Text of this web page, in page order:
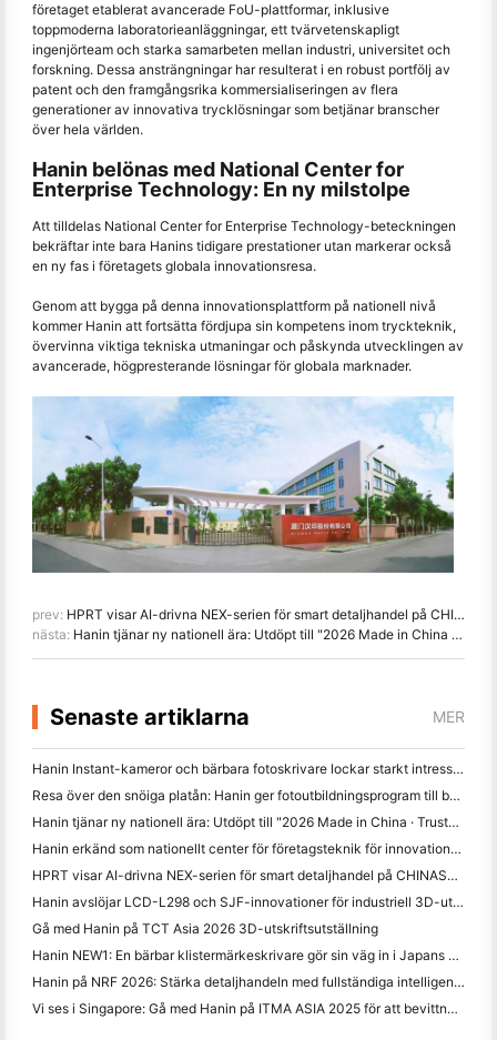
företaget etablerat avancerade FoU-plattformar, inklusive
toppmoderna laboratorieanläggningar, ett tvärvetenskapligt
ingenjörteam och starka samarbeten mellan industri, universitet och
forskning. Dessa ansträngningar har resulterat i en robust portfölj av
patent och den framgångsrika kommersialiseringen av flera
generationer av innovativa trycklösningar som betjänar branscher
över hela världen.
Hanin belönas med National Center for
Enterprise Technology: En ny milstolpe
Att tilldelas National Center for Enterprise Technology-beteckningen
bekräftar inte bara Hanins tidigare prestationer utan markerar också
en ny fas i företagets globala innovationsresa.
Genom att bygga på denna innovationsplattform på nationell nivå
kommer Hanin att fortsätta fördjupa sin kompetens inom tryckteknik,
övervinna viktiga tekniska utmaningar och påskynda utvecklingen av
avancerade, högpresterande lösningar för globala marknader.
prev: HPRT visar AI-drivna NEX-serien för smart detaljhandel på CHINASHOP 2026
nästa: Hanin tjänar ny nationell ära: Utdöpt till "2026 Made in China · Trusted Brand by Consumers"
Senaste artiklarna MER
Hanin Instant-kameror och bärbara fotoskrivare lockar starkt intresse på IEAE Shenzhen 2026
Resa över den snöiga platån: Hanin ger fotoutbildningsprogram till barn i Qamdo
Hanin tjänar ny nationell ära: Utdöpt till "2026 Made in China · Trusted Brand by Consumers"
Hanin erkänd som nationellt center för företagsteknik för innovationsledarskap
HPRT visar AI-drivna NEX-serien för smart detaljhandel på CHINASHOP 2026
Hanin avslöjar LCD-L298 och SJF-innovationer för industriell 3D-utskrift på TCT Asia 2026
Gå med Hanin på TCT Asia 2026 3D-utskriftsutställning
Hanin NEW1: En bärbar klistermärkeskrivare gör sin väg in i Japans LOFT-butiker
Hanin på NRF 2026: Stärka detaljhandeln med fullständiga intelligenta trycklösningar
Vi ses i Singapore: Gå med Hanin på ITMA ASIA 2025 för att bevittna den senaste digitala utskriftstekniken